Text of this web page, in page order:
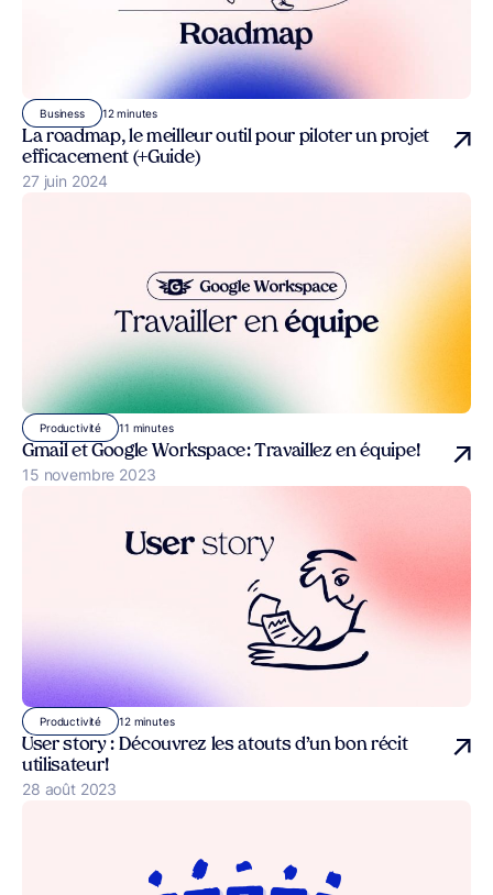
Business 12 minutes
La roadmap, le meilleur outil pour piloter un projet
efficacement (+Guide)
Publié le
27 juin 2024
Productivité 11 minutes
Gmail et Google Workspace : Travaillez en équipe !
Publié le
15 novembre 2023
Productivité 12 minutes
User story : Découvrez les atouts d’un bon récit
utilisateur !
Publié le
28 août 2023